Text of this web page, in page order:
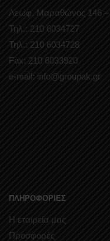
Λεωφ. Μαραθώνος 146 –
Τηλ.: 210 6034727
Τηλ.: 210 6034728
Fax: 210 6033920
e-mail: info@groupak.gr
ΠΛΗΡΟΦΟΡΙΕΣ
Η εταιρεία μας
Προσφορές